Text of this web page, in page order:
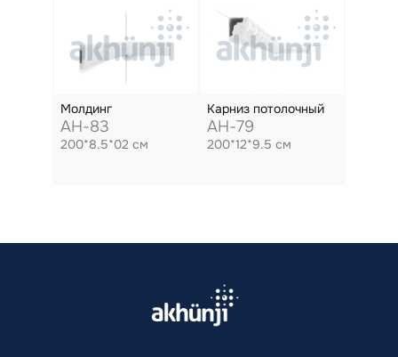
Молдинг
AH-83
200*8.5*02 см
Карниз потолочный
AH-79
200*12*9.5 см